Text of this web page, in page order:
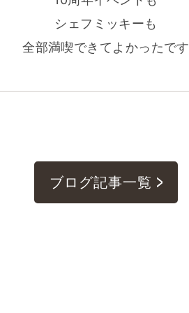
シェフミッキーも
全部満喫できてよかったです
ブログ記事一覧